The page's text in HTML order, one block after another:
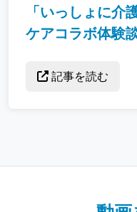
「いっしょに介
ケアコラボ体験
記事を読む